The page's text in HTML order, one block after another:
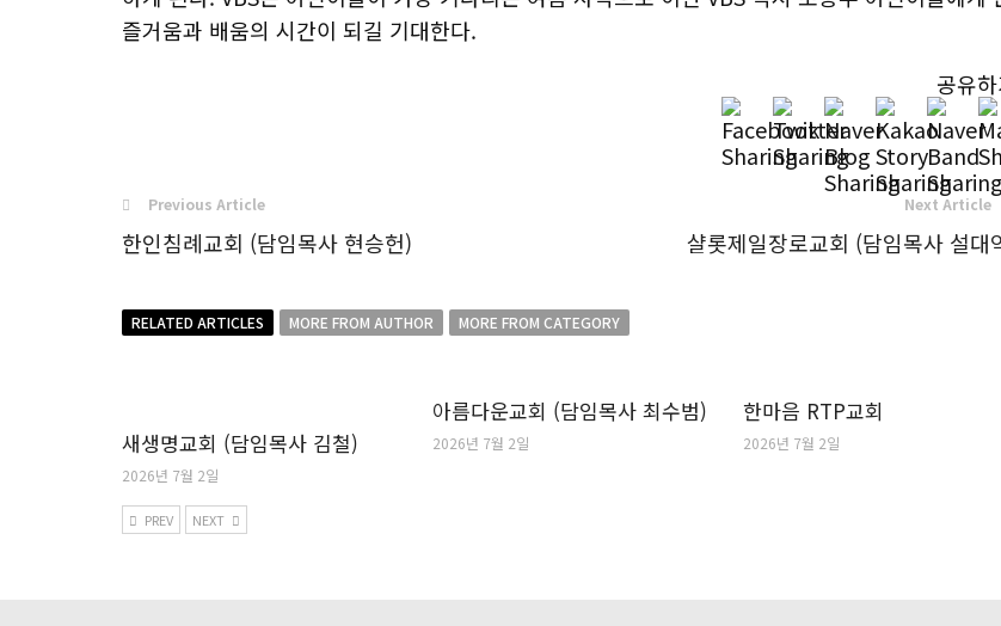
즐거움과 배움의 시간이 되길 기대한다.
공유
Previous Article
한인침례교회 (담임목사 현승헌)
Next Article
샬롯제일장로교회 (담임목사 설대
RELATED ARTICLES MORE FROM AUTHOR MORE FROM CATEGORY
새생명교회 (담임목사 김철)
2026년 7월 2일
아름다운교회 (담임목사 최수범)
2026년 7월 2일
한마음 RTP교회
2026년 7월 2일
PREV NEXT